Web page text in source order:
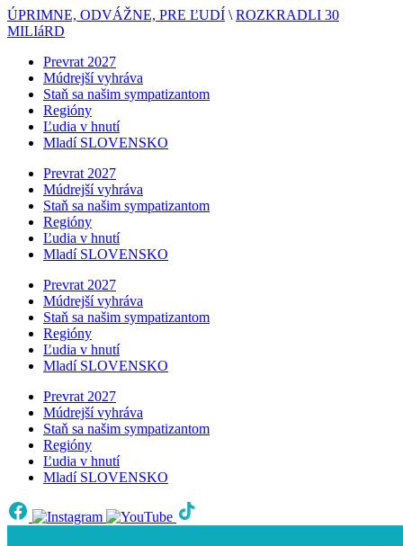
ÚPRIMNE, ODVÁŽNE, PRE ĽUDÍ \ ROZKRADLI 30
MILIáRD
Prevrat 2027
Múdrejší vyhráva
Staň sa našim sympatizantom
Regióny
Ľudia v hnutí
Mladí SLOVENSKO
Prevrat 2027
Múdrejší vyhráva
Staň sa našim sympatizantom
Regióny
Ľudia v hnutí
Mladí SLOVENSKO
Prevrat 2027
Múdrejší vyhráva
Staň sa našim sympatizantom
Regióny
Ľudia v hnutí
Mladí SLOVENSKO
Prevrat 2027
Múdrejší vyhráva
Staň sa našim sympatizantom
Regióny
Ľudia v hnutí
Mladí SLOVENSKO